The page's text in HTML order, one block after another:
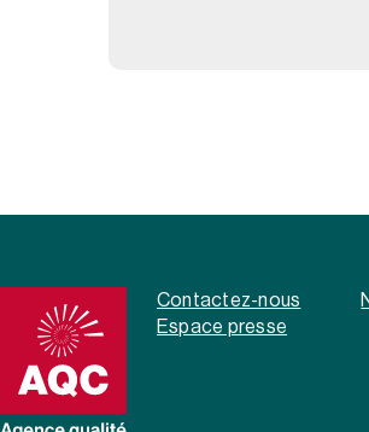
Contactez-nous
Espace presse